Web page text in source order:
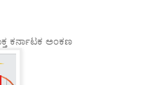
ಕರ್ನಾಟಕ ಅಂಕಣ